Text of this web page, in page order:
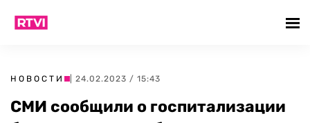
НОВОСТИ | 24.02.2023 / 15:43
СМИ сообщили о госпитализации